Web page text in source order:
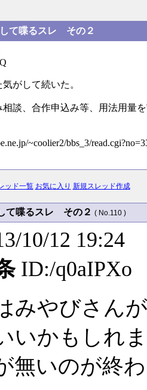
て喋るスレ その２
がして続いた。
談、合作申込み等、用法用量
~coolier2/bbs_3/
ッド一覧 お気に入り 新規スレッド作成
て喋るスレ その２ ( No.110 )
10/12 19:24
ID:/q0aIPXo
みやびさん
いかもしれ
無いのが終